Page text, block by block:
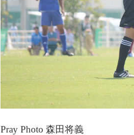
Pray Photo 森田将義